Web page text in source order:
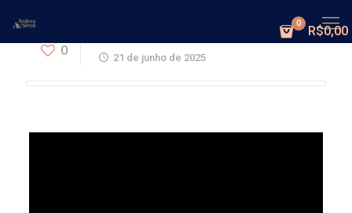
0
R$0,00
0 21 de junho de 2025